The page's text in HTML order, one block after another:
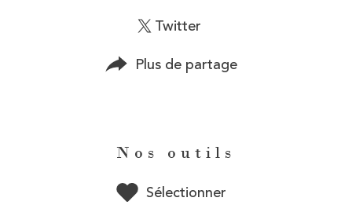
Twitter
Plus de partage
Nos outils
Sélectionner